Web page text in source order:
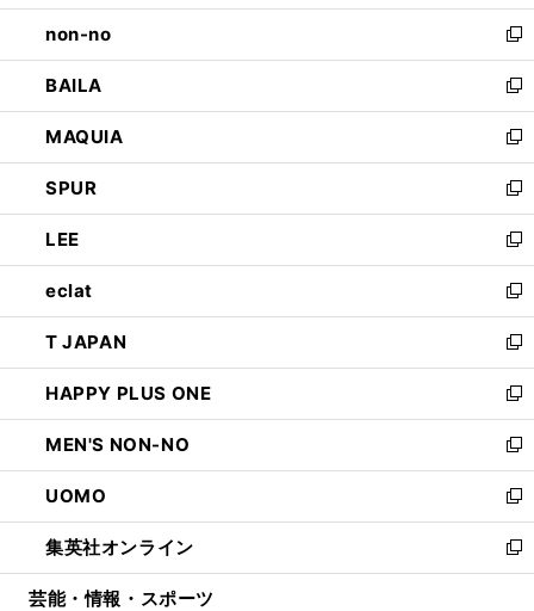
開
く
ウ
で
開
く
し
い
ウ
ィ
ン
ド
ウ
で
開
く
non-no
新
し
い
ウ
ィ
ン
ド
ウ
で
開
く
BAILA
新
し
い
ウ
ィ
ン
ド
ウ
で
開
く
MAQUIA
新
し
い
ウ
ィ
ン
ド
ウ
で
開
く
SPUR
新
し
い
ウ
ィ
ン
ド
ウ
で
開
く
LEE
新
し
い
ウ
ィ
ン
ド
ウ
で
開
く
eclat
新
し
い
ウ
ィ
ン
ド
ウ
で
開
く
T JAPAN
新
し
い
ウ
ィ
ン
ド
ウ
で
開
HAPPY PLUS ONE
新
し
い
ウ
ィ
ン
ド
ウ
MEN'S NON-NO
新
し
い
ウ
ィ
ン
UOMO
新
し
い
ウ
集英社オンライン
新
し
芸能・情報・スポーツ